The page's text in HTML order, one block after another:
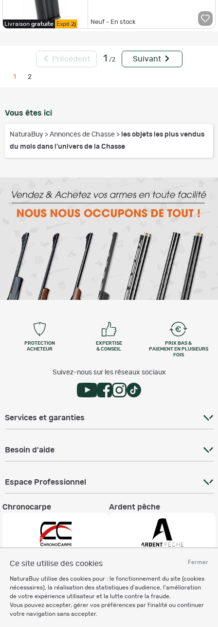
Fermer
Ce site utilise des cookies
NaturaBuy utilise des cookies pour : le fonctionnement du site (cookies
nécessaires), la réalisation des statistiques d'audience, l'amélioration
de votre expérience utilisateur et la lutte contre la fraude.
Vous pouvez accepter, gérer vos préférences par finalité ou continuer
votre navigation sans accepter.
Livraison gratuite Expé. 2j Neuf - En stock
Précédent 1 /2 Suivant
1 2
Vous êtes ici
NaturaBuy > Annonces de Chasse > les objets les plus vendus
du mois dans l'univers de la Chasse
PROTECTION
ACHETEUR
EXPERTISE
& CONSEIL
PRIX BAS &
PAIEMENT EN PLUSIEURS
FOIS
Suivez-nous sur les réseaux sociaux
Services et garanties
Besoin d'aide
Espace Professionnel
Chronocarpe Ardent pêche
Charte éthique
Mentions légales
Règlement & Conditions d'utilisation
Politique de protection